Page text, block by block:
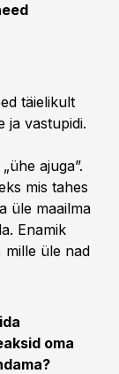
täielikult
ja vastupidi.
ajuga”.
mis tahes
üle maailma
Enamik
mille üle nad
oma